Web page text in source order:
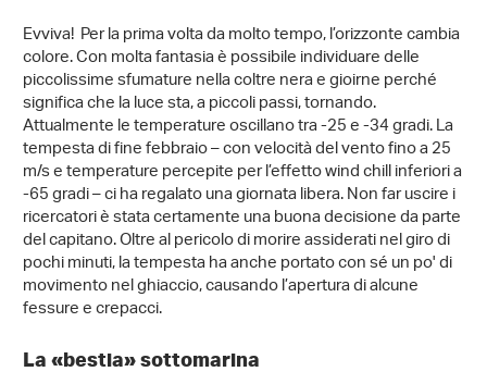
Evviva! Per la prima volta da molto tempo, l’orizzonte cambia
colore. Con molta fantasia è possibile individuare delle
piccolissime sfumature nella coltre nera e gioirne perché
significa che la luce sta, a piccoli passi, tornando.
Attualmente le temperature oscillano tra -25 e ‑34 gradi. La
tempesta di fine febbraio – con velocità del vento fino a 25
m/s e temperature percepite per l’effetto wind chill inferiori a
‑65 gradi – ci ha regalato una giornata libera. Non far uscire i
ricercatori è stata certamente una buona decisione da parte
del capitano. Oltre al pericolo di morire assiderati nel giro di
pochi minuti, la tempesta ha anche portato con sé un po' di
movimento nel ghiaccio, causando l’apertura di alcune
fessure e crepacci.
La «bestia» sottomarina